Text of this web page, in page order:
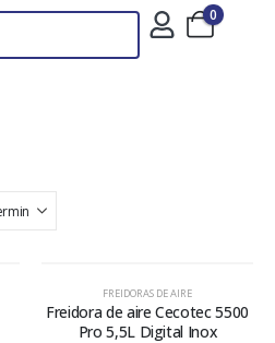
0
FREIDORAS DE AIRE
Freidora de aire Cecotec 5500
Pro 5,5L Digital Inox